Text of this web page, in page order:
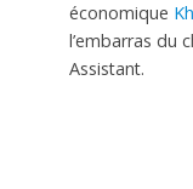
économique
l’embarras du
Assistant.